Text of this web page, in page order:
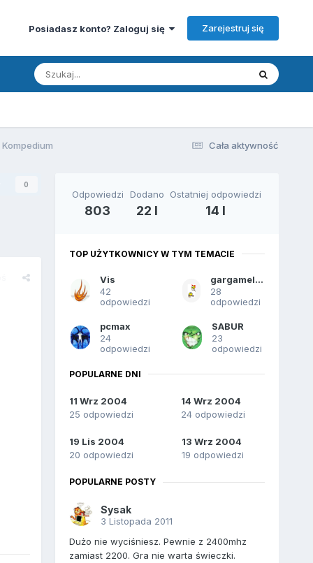
Posiadasz konto? Zaloguj się Zarejestruj się
Cała aktywność
0
Odpowiedzi
803
Dodano
22 l
Ostatniej odpowiedzi
14 l
TOP UŻYTKOWNICY W TYM TEMACIE
Vis
42
odpowiedzi
gargamel2005
28
odpowiedzi
pcmax
24
odpowiedzi
SABUR
23
odpowiedzi
POPULARNE DNI
11 Wrz 2004
25 odpowiedzi
14 Wrz 2004
24 odpowiedzi
19 Lis 2004
20 odpowiedzi
13 Wrz 2004
19 odpowiedzi
POPULARNE POSTY
Sysak
3 Listopada 2011
Dużo nie wyciśniesz. Pewnie z 2400mhz
zamiast 2200. Gra nie warta świeczki.